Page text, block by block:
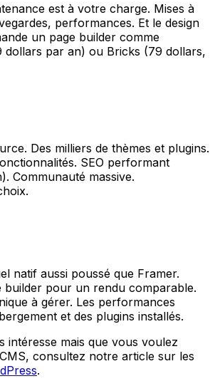
est à votre charge. Mises à
performances. Et le design
un page builder comme
dollars par an) ou Bricks (79 dollars,
Des milliers de thèmes et plugins.
SEO performant
Communauté massive.
natif aussi poussé que Framer.
builder pour un rendu comparable.
à gérer. Les performances
et des plugins installés.
intéresse mais que vous voulez
consultez notre article sur les
.